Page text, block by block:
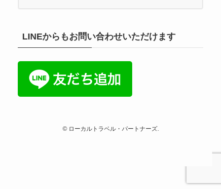
LINEからもお問い合わせいただけます
©ローカルトラベル・パートナーズ.